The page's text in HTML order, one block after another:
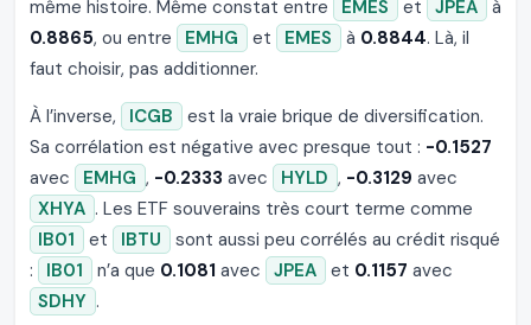
même histoire. Même constat entre
EMES et JPEA à
0.8865, ou entre EMHG et EMES à 0.8844. Là, il
faut choisir, pas additionner.
À l’inverse,
ICGB
est la vraie brique de diversification.
Sa corrélation est négative avec presque tout : -0.1527
avec
EMHG , -0.2333 avec HYLD , -0.3129 avec
XHYA . Les ETF souverains très court terme comme
IB01
et IBTU
sont aussi peu corrélés au crédit risqué
:
IB01 n’a que 0.1081 avec JPEA et 0.1157 avec
SDHY .